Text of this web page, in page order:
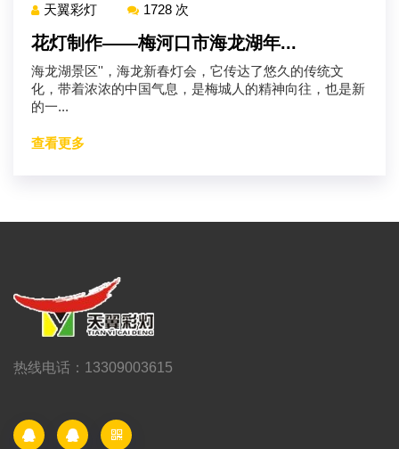
天翼彩灯 1728 次
花灯制作——梅河口市海龙湖年...
海龙湖景区''，海龙新春灯会，它传达了悠久的传统文
化，带着浓浓的中国气息，是梅城人的精神向往，也是新
的一...
查看更多
热线电话：13309003615